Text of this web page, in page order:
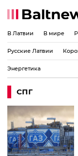
В Латвии В мире
Русские Латвии
Энергетика
СПГ